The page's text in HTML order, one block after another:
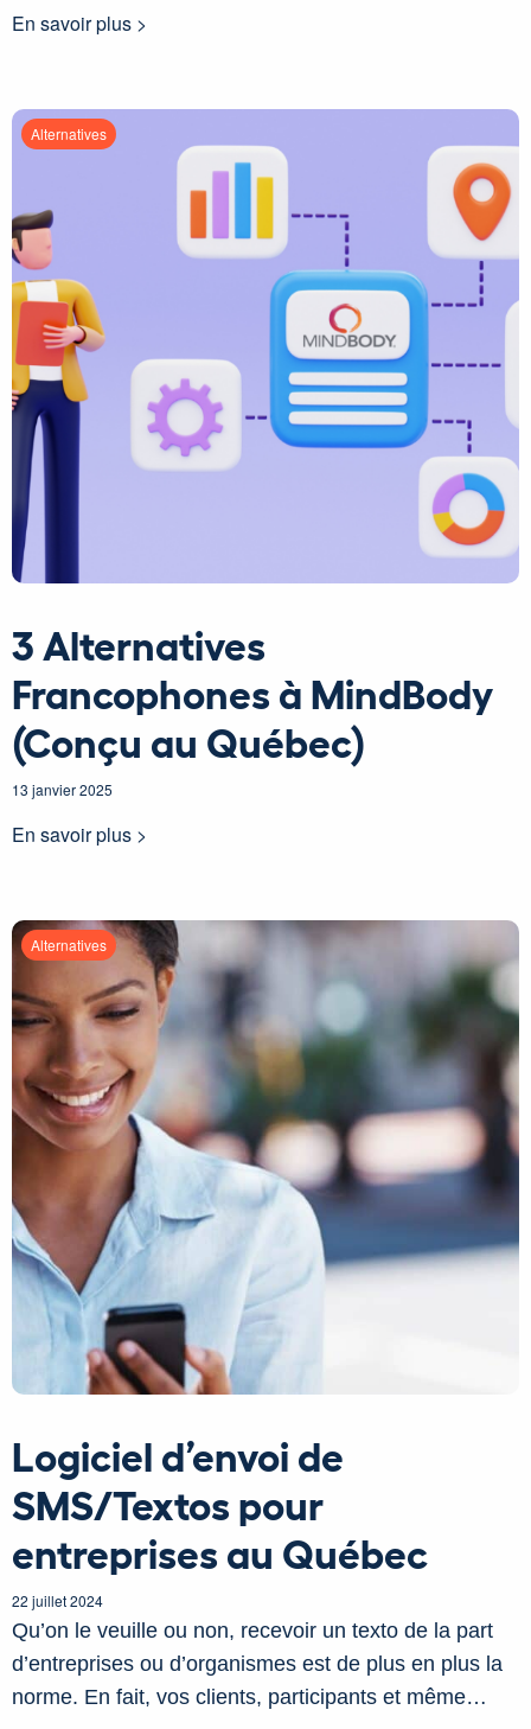
En savoir plus >
Alternatives
3 Alternatives
Francophones à MindBody
(Conçu au Québec)
13 janvier 2025
En savoir plus >
Alternatives
Logiciel d’envoi de
SMS/Textos pour
entreprises au Québec
22 juillet 2024
Qu’on le veuille ou non, recevoir un texto de la part
d’entreprises ou d’organismes est de plus en plus la
norme. En fait, vos clients, participants et même…